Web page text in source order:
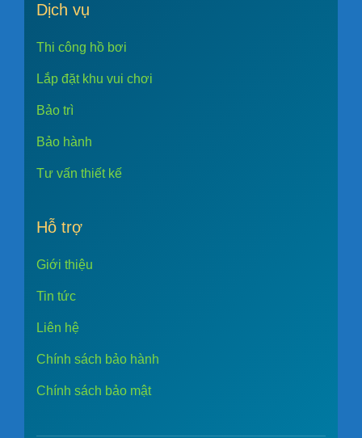
Dịch vụ
Thi công hồ bơi
Lắp đặt khu vui chơi
Bảo trì
Bảo hành
Tư vấn thiết kế
Hỗ trợ
Giới thiệu
Tin tức
Liên hệ
Chính sách bảo hành
Chính sách bảo mật